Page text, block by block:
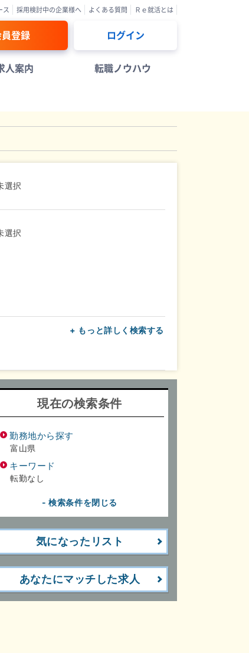
ス 採用検討中の企業様へ よくある質問 Ｒｅ就活とは
登録 ログイン
人案内 転職ノウハウ
選択
選択
+ もっと詳しく検索する
現在の検索条件
勤務地から探す
富山県
キーワード
転勤なし
- 検索条件を閉じる
気になったリスト
あなたにマッチした求人